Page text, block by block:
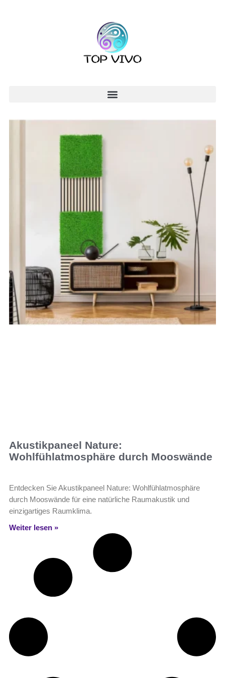
Akustikpaneel Nature:
Wohlfühlatmosphäre durch Mooswände
Entdecken Sie Akustikpaneel Nature: Wohlfühlatmosphäre
durch Mooswände für eine natürliche Raumakustik und
einzigartiges Raumklima.
Weiter lesen »